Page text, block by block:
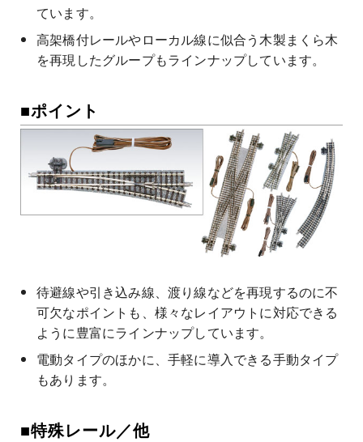
ています。
高架橋付レールやローカル線に似合う木製まくら木
を再現したグループもラインナップしています。
■ポイント
待避線や引き込み線、渡り線などを再現するのに不
可欠なポイントも、様々なレイアウトに対応できる
ように豊富にラインナップしています。
電動タイプのほかに、手軽に導入できる手動タイプ
もあります。
■特殊レール／他